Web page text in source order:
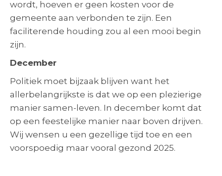
wordt, hoeven er geen kosten voor de
gemeente aan verbonden te zijn. Een
faciliterende houding zou al een mooi begin
zijn.
December
Politiek moet bijzaak blijven want het
allerbelangrijkste is dat we op een plezierige
manier samen-leven. In december komt dat
op een feestelijke manier naar boven drijven.
Wij wensen u een gezellige tijd toe en een
voorspoedig maar vooral gezond 2025.